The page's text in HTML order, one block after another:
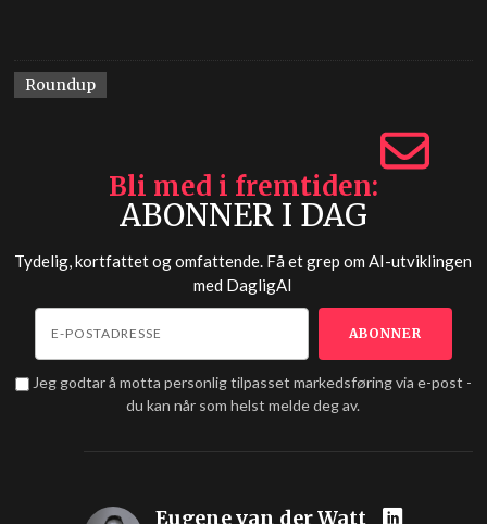
Roundup
Bli med i fremtiden
ABONNER I DAG
Tydelig, kortfattet og omfattende. Få et grep om AI-utviklingen
med DagligAI
Jeg godtar å motta personlig tilpasset markedsføring via e-post -
du kan når som helst melde deg av.
Eugene van der Watt